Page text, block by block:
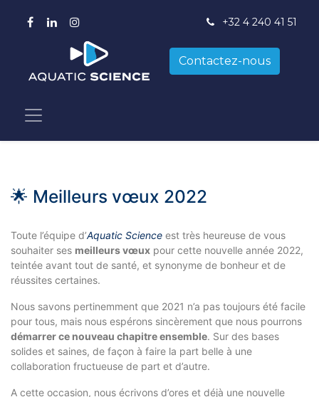
+32 4 240 41 51
Contactez-nous
🌟 Meilleurs vœux 2022
Toute l’équipe d’Aquatic Science est très heureuse de vous
souhaiter ses meilleurs vœux pour cette nouvelle année 2022,
teintée avant tout de santé, et synonyme de bonheur et de
réussites certaines.
Nous savons pertinemment que 2021 n’a pas toujours été facile
pour tous, mais nous espérons sincèrement que nous pourrons
démarrer ce nouveau chapitre ensemble. Sur des bases
solides et saines, de façon à faire la part belle à une
collaboration fructueuse de part et d’autre.
A cette occasion, nous écrivons d’ores et déjà une nouvelle